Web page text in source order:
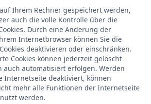
Ihrem Rechner gespeichert werden,
auch die volle Kontrolle über die
Durch eine Änderung der
Internetbrowser können Sie die
deaktivieren oder einschränken.
Cookies können jederzeit gelöscht
auch automatisiert erfolgen. Werden
Internetseite deaktiviert, können
mehr alle Funktionen der Internetseite
werden.